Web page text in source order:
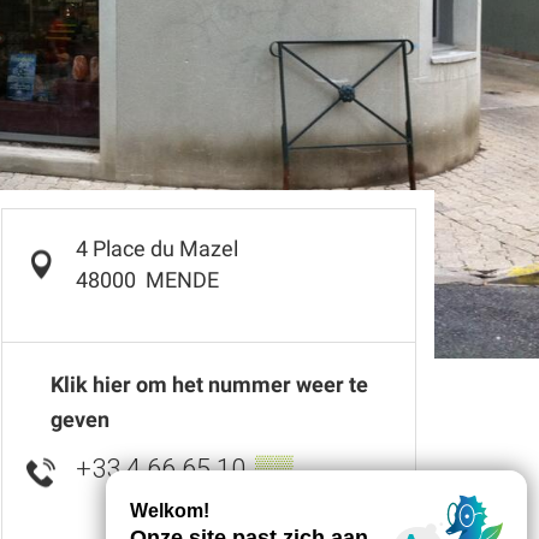
4 Place du Mazel
48000 MENDE
Klik hier om het nummer weer te
geven
+33 4 66 65 10▒▒